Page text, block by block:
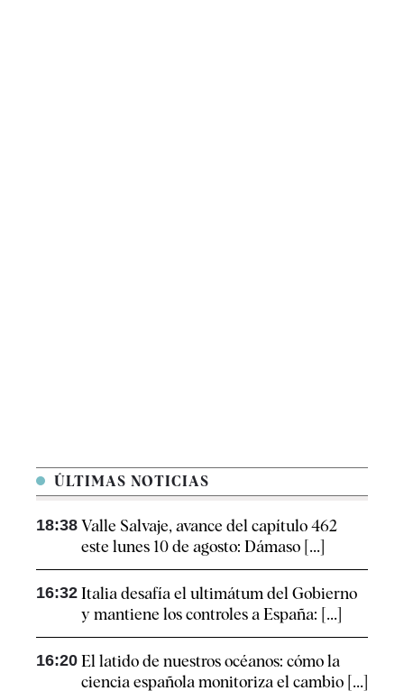
ÚLTIMAS NOTICIAS
18:38 Valle Salvaje, avance del capítulo 462
este lunes 10 de agosto: Dámaso [...]
16:32 Italia desafía el ultimátum del Gobierno
y mantiene los controles a España: [...]
16:20 El latido de nuestros océanos: cómo la
ciencia española monitoriza el cambio [...]